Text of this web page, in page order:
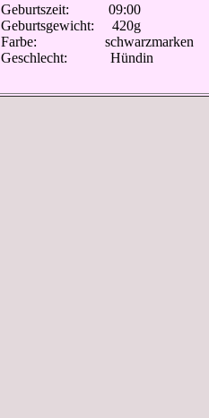
Geburtszeit: 09:00
Geburtsgewicht: 420g
Farbe: schwarzmarken
Geschlecht: Hündin